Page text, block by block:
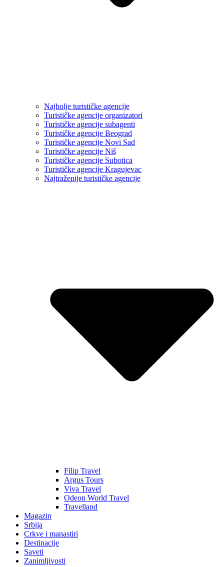
Najbolje turističke agencije
Turističke agencije organizatori
Turističke agencije subagenti
Turističke agencije Beograd
Turističke agencije Novi Sad
Turističke agencije Niš
Turističke agencije Subotica
Turističke agencije Kragujevac
Najtraženije turističke agencije
Filip Travel
Argus Tours
Viva Travel
Odeon World Travel
Travelland
Magazin
Srbija
Crkve i manastiri
Destinacije
Saveti
Zanimljivosti